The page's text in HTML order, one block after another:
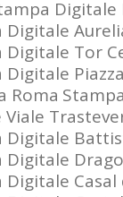
Digitale
Digitale Tor
Digitale Piazza
Roma Stampa
Viale
Digitale
Digitale
Digitale Casal